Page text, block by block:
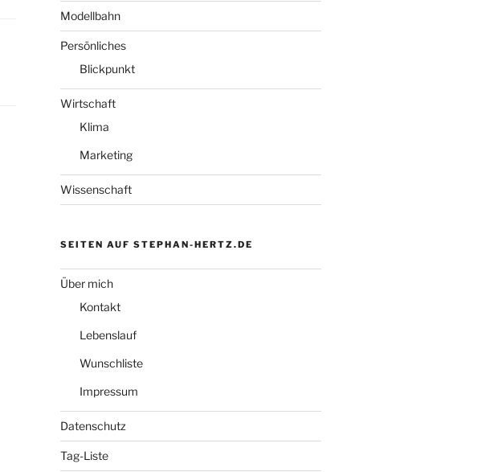
Modellbahn
Persönliches
Blickpunkt
Wirtschaft
Klima
Marketing
Wissenschaft
SEITEN AUF STEPHAN-HERTZ.DE
Über mich
Kontakt
Lebenslauf
Wunschliste
Impressum
Datenschutz
Tag-Liste